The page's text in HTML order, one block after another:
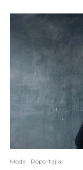
Moda Röportajlar